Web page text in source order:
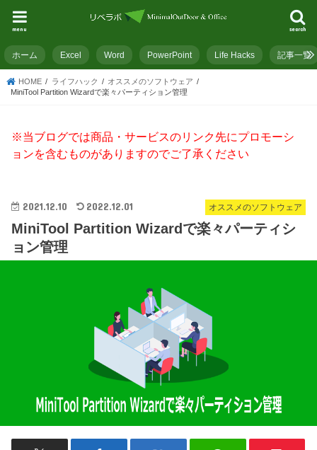
search
menu
ホーム Excel Word PowerPoint Life Hacks 記事一覧
HOME ライフハック
オススメのソフトウェア
MiniTool Partition Wizardで楽々パーティション管理
※当ブログでは商品・サービスのリンク先にプロモーシ
ョンを含むものがありますのでご了承ください
オススメのソフトウェア
2021.12.10 2022.12.01
MiniTool Partition Wizardで楽々パーティシ
ョン管理